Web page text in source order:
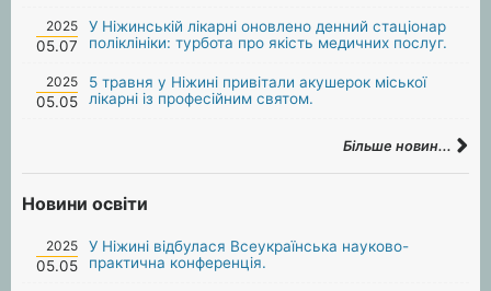
2025
05.07
У Ніжинській лікарні оновлено денний стаціонар
поліклініки: турбота про якість медичних послуг.
2025
05.05
5 травня у Ніжині привітали акушерок міської
лікарні із професійним святом.
Більше новин...
Новини освіти
2025
05.05
У Ніжині відбулася Всеукраїнська науково-
практична конференція.